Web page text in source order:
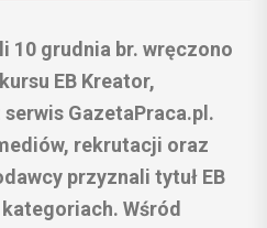
10 grudnia br. wręczono
EB Kreator,
GazetaPraca.pl.
rekrutacji oraz
przyznali tytuł EB
Wśród